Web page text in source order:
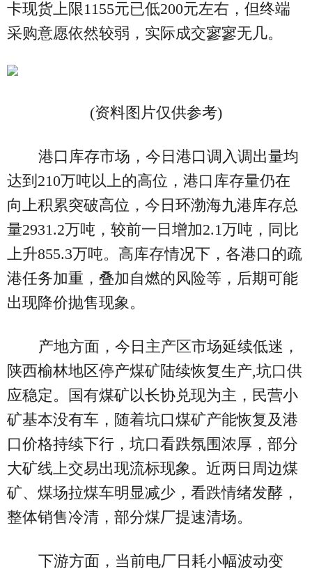
卡现货上限1155元已低200元左右，但终端
采购意愿依然较弱，实际成交寥寥无几。
(资料图片仅供参考)
港口库存市场，今日港口调入调出量均
达到210万吨以上的高位，港口库存量仍在
向上积累突破高位，今日环渤海九港库存总
量2931.2万吨，较前一日增加2.1万吨，同比
上升855.3万吨。高库存情况下，各港口的疏
港任务加重，叠加自燃的风险等，后期可能
出现降价抛售现象。
产地方面，今日主产区市场延续低迷，
陕西榆林地区停产煤矿陆续恢复生产,坑口供
应稳定。国有煤矿以长协兑现为主，民营小
矿基本没有车，随着坑口煤矿产能恢复及港
口价格持续下行，坑口看跌氛围浓厚，部分
大矿线上交易出现流标现象。近两日周边煤
矿、煤场拉煤车明显减少，看跌情绪发酵，
整体销售冷清，部分煤厂提速清场。
下游方面，当前电厂日耗小幅波动变